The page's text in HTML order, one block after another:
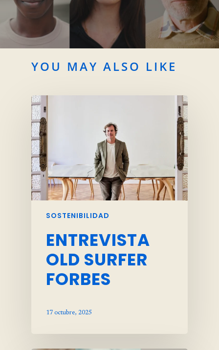
YOU MAY ALSO LIKE
SOSTENIBILIDAD
ENTREVISTA
OLD SURFER
FORBES
17 octubre, 2025